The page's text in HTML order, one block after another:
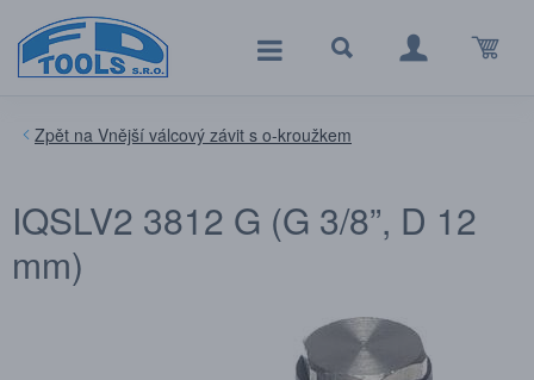
Vnější válcový závit s o-kroužkem
IQSLV2 3812 G (G 3/8”, D 12
mm)